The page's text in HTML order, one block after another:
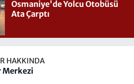
Osmaniye'de Yolcu Otobüsü
Ata Çarptı
HAKKINDA
Merkezi